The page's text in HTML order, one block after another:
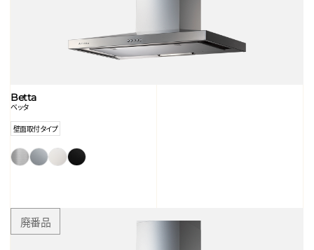
ベッタ
Betta
壁面取付タイプ